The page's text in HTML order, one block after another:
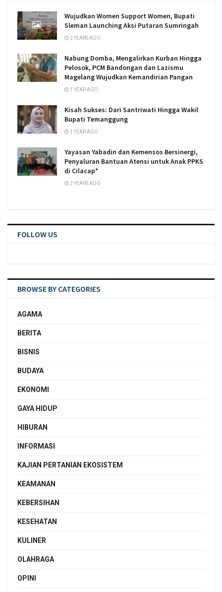
Wujudkan Women Support Women, Bupati
Sleman Launching Aksi Putaran Sumringah
2 YEARS AGO
Nabung Domba, Mengalirkan Kurban Hingga
Pelosok, PCM Bandongan dan Lazismu
Magelang Wujudkan Kemandirian Pangan
1 YEAR AGO
Kisah Sukses: Dari Santriwati Hingga Wakil
Bupati Temanggung
1 YEAR AGO
Yayasan Yabadin dan Kemensos Bersinergi,
Penyaluran Bantuan Atensi untuk Anak PPKS
di Cilacap*
2 YEARS AGO
FOLLOW US
BROWSE BY CATEGORIES
AGAMA
BERITA
BISNIS
BUDAYA
EKONOMI
GAYA HIDUP
HIBURAN
INFORMASI
KAJIAN PERTANIAN EKOSISTEM
KEAMANAN
KEBERSIHAN
KESEHATAN
KULINER
OLAHRAGA
OPINI